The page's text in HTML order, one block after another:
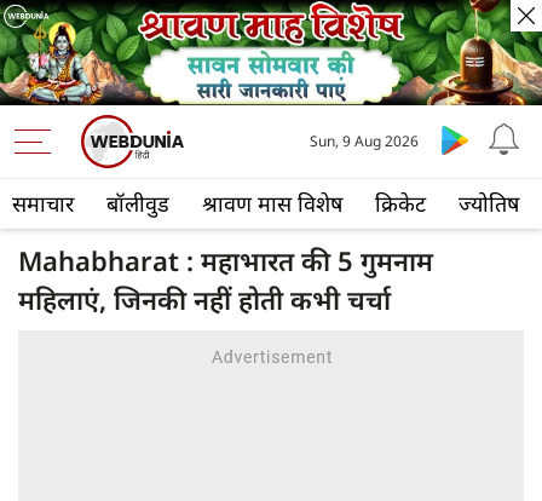
समाचार बॉलीवुड श्रावण मास विशेष क्रिकेट ज्योतिष
Sun, 9 Aug 2026
Mahabharat : महाभारत की 5 गुमनाम
महिलाएं, जिनकी नहीं होती कभी चर्चा